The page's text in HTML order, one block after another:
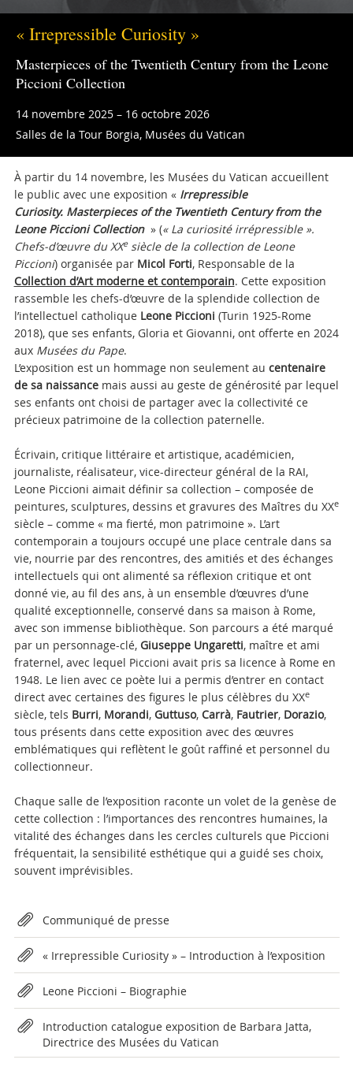
« Irrepressible Curiosity »
Masterpieces of the Twentieth Century from the Leone
Piccioni Collection
14 novembre 2025 – 16 octobre 2026
Salles de la Tour Borgia, Musées du Vatican
À partir du 14 novembre, les Musées du Vatican accueillent
le public avec une exposition « Irrepressible
Curiosity. Masterpieces of the Twentieth Century from the
Leone Piccioni Collection » (« La curiosité irrépressible ».
Chefs-d’œuvre du XXesiècle de la collection de Leone
Piccioni) organisée par Micol Forti, Responsable de la
Collection d’Art moderne et contemporain. Cette exposition
rassemble les chefs-d’œuvre de la splendide collection de
l’intellectuel catholique Leone Piccioni (Turin 1925-Rome
2018), que ses enfants, Gloria et Giovanni, ont offerte en 2024
aux Musées du Pape.
L’exposition est un hommage non seulement au centenaire
de sa naissancemais aussi au geste de générosité par lequel
ses enfants ont choisi de partager avec la collectivité ce
précieux patrimoine de la collection paternelle.
Écrivain, critique littéraire et artistique, académicien,
journaliste, réalisateur, vice-directeur général de la RAI,
Leone Piccioni aimait définir sa collection – composée de
peintures, sculptures, dessins et gravures des Maîtres du XXe
siècle – comme « ma fierté, mon patrimoine ». L’art
contemporain a toujours occupé une place centrale dans sa
vie, nourrie par des rencontres, des amitiés et des échanges
intellectuels qui ont alimenté sa réflexion critique et ont
donné vie, au fil des ans, à un ensemble d’œuvres d’une
qualité exceptionnelle, conservé dans sa maison à Rome,
avec son immense bibliothèque. Son parcours a été marqué
par un personnage-clé, Giuseppe Ungaretti, maître et ami
fraternel, avec lequel Piccioni avait pris sa licence à Rome en
1948. Le lien avec ce poète lui a permis d’entrer en contact
direct avec certaines des figures le plus célèbres du XXe
siècle, tels Burri, Morandi, Guttuso, Carrà, Fautrier, Dorazio,
tous présents dans cette exposition avec des œuvres
emblématiques qui reflètent le goût raffiné et personnel du
collectionneur.
Chaque salle de l’exposition raconte un volet de la genèse de
cette collection : l’importances des rencontres humaines, la
vitalité des échanges dans les cercles culturels que Piccioni
fréquentait, la sensibilité esthétique qui a guidé ses choix,
souvent imprévisibles.
Attachments
Communiqué de presse
« Irrepressible Curiosity » – Introduction à l’exposition
Leone Piccioni – Biographie
Introduction catalogue exposition de Barbara Jatta,
Directrice des Musées du Vatican